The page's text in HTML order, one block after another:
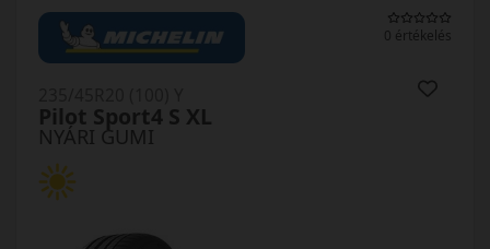
0 értékelés
NYÁRI GUMI
Pilot Sport4 S XL